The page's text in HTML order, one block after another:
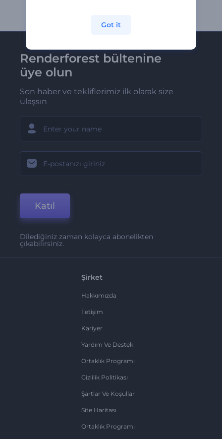
Renderforest bültenine
üye olun
Son haber ve tekliflerimiz ilk olarak size
ulaşsın
Katıl
Dilediğiniz zaman kolayca abonelikten
çıkabilirsiniz.
Şirket
Hakkımızda
İletişim
Kariyer
Yardım Ve Destek
Ortaklık Programı
Gizlilik Politikası
Şartlar Ve Koşullar
Site Haritası
Ortaklık Programı
Got it